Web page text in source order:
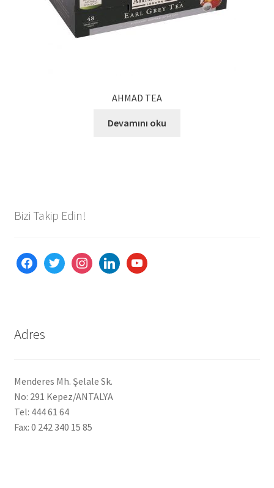
AHMAD TEA
Devamını oku
Bizi Takip Edin!
facebooktwitter instagramlinkedinyoutube
Adres
Menderes Mh. Şelale Sk.
No: 291 Kepez/ANTALYA
Tel: 444 61 64
Fax: 0 242 340 15 85